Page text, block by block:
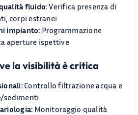
fluido:Verifica presenza di
corpi estranei
impianto: Programmazione
aperture ispettive
la visibilità è critica
Controllo filtrazione acqua e
sedimenti
Monitoraggio qualità